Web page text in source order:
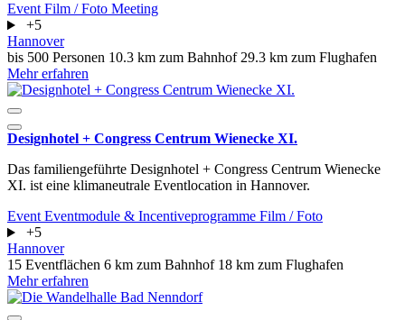
Event Film / Foto Meeting
+5
Hannover
bis 500 Personen 10.3 km zum Bahnhof 29.3 km zum Flughafen
Mehr erfahren
Designhotel + Congress Centrum Wienecke XI.
Das familiengeführte Designhotel + Congress Centrum Wienecke
XI. ist eine klimaneutrale Eventlocation in Hannover.
Event Eventmodule & Incentiveprogramme Film / Foto
+5
Hannover
15 Eventflächen 6 km zum Bahnhof 18 km zum Flughafen
Mehr erfahren